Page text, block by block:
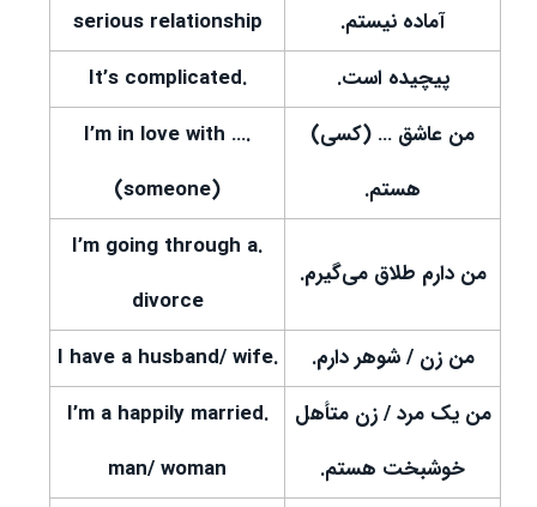
آماده نیستم.
serious relationship
پیچیده است.
.It’s complicated
من عاشق … (کسی)
هستم.
.I’m in love with …
(someone)
من دارم طلاق می‌گیرم.
.I’m going through a
divorce
من زن / شوهر دارم.
.I have a husband/ wife
من یک مرد / زن متأهل
خوشبخت هستم.
.I’m a happily married
man/ woman